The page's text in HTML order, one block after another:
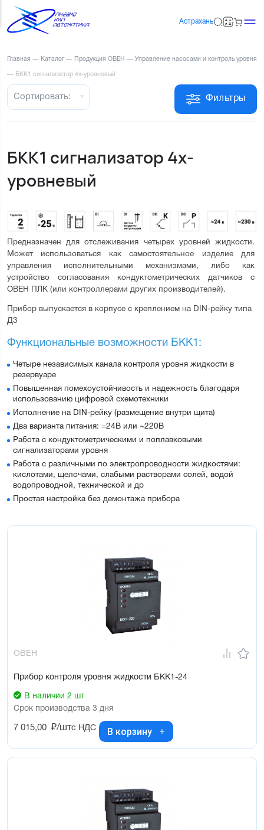
Астрахань
Главная — Каталог — Продукция ОВЕН — Управление насосами и контроль уровня
— БКК1 сигнализатор 4х-уровневый
Фильтры
Сортировать:
БКК1 сигнализатор 4х-
уровневый
Предназначен для отслеживания четырех уровней жидкости.
Может использоваться как самостоятельное изделие для
управления исполнительными механизмами, либо как
устройство согласования кондуктометрических датчиков с
ОВЕН ПЛК (или контроллерами других производителей).
Прибор выпускается в корпусе с креплением на DIN-рейку типа
Д3
Функциональные возможности БКК1:
Четыре независимых канала контроля уровня жидкости в
резервуаре
Повышенная помехоустойчивость и надежность благодаря
использованию цифровой схемотехники
Исполнение на DIN-рейку (размещение внутри щита)
Два варианта питания: =24В или ~220В
Работа с кондуктометрическими и поплавковыми
сигнализаторами уровня
Работа с различными по электропроводности жидкостями:
кислотами, щелочами, слабыми растворами солей, водой
водопроводной, технической и др
Простая настройка без демонтажа прибора
ОВЕН
Прибор контроля уровня жидкости БКК1-24
В наличии 2 шт
Срок производства 3 дня
7 015,00 ₽/штс НДС В корзину